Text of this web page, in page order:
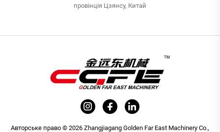
провінція Цзянсу, Китай
Авторське право © 2026 Zhangjiagang Golden Far East Machinery Co.,